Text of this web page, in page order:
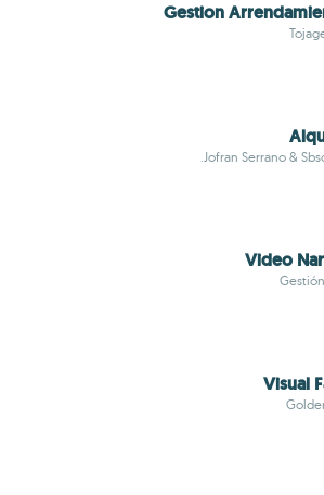
Gestion
Jofran Serrano &
Video
Visual